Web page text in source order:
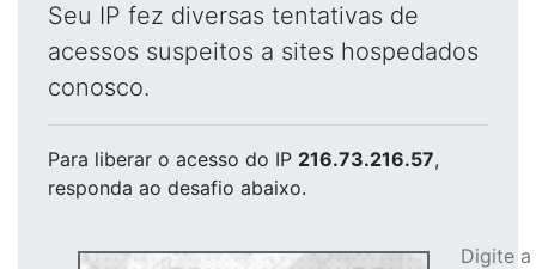
Seu IP fez diversas tentativas de
acessos suspeitos a sites hospedados
conosco.
Para liberar o acesso do IP 216.73.216.57,
responda ao desafio abaixo.
Digite